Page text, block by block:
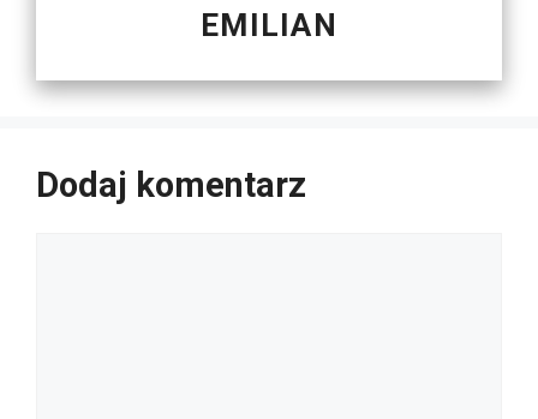
EMILIAN
Dodaj komentarz